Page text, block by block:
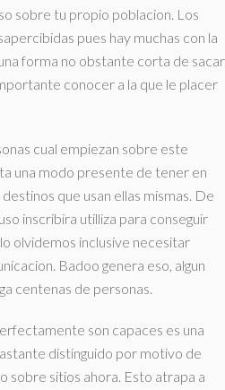
sobre tu propio poblacion. Los
pues hay muchas con la
forma no obstante corta de sacar
conocer a la que le placer
cual empiezan sobre este
una modo presente de tener en
que usan ellas mismas. De
inscribira utilliza para conseguir
olvidemos inclusive necesitar
Badoo genera eso, algun
centenas de personas.
son capaces es una
distinguido por motivo de
sobre sitios ahora. Esto atrapa a